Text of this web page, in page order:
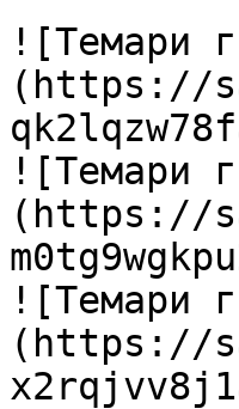
![Темари
(https://
![Темари
(https://
![Темари
(https://